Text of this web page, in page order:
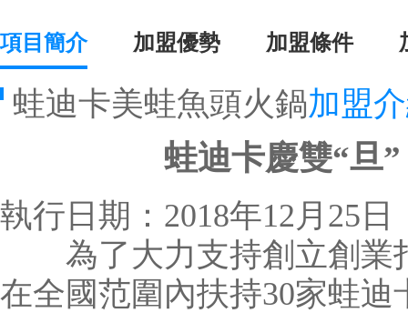
項目簡介 加盟優勢 加盟條件
蛙迪卡美蛙魚頭火鍋加盟
蛙迪卡慶雙“旦
執行日期：2018年12月25日
為了大力支持創立創業
在全國范圍內扶持30家蛙